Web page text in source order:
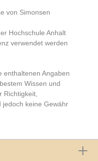
von Simonsen
Hochschule Anhalt
verwendet werden
enthaltenen Angaben
Wissen und
Richtigkeit,
jedoch keine Gewähr